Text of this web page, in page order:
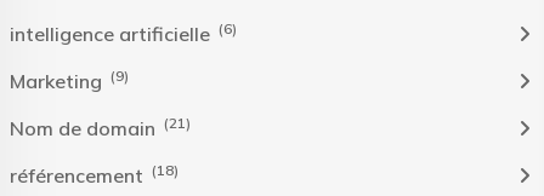
intelligence artificielle (6)
Marketing (9)
Nom de domain (21)
référencement (18)